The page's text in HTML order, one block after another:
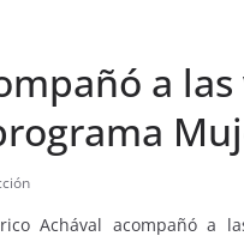
a
Achával acompañó a